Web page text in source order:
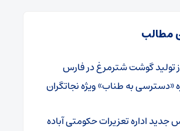
مطالب
تولید گوشت شترمرغ در فارس
«دسترسی به طناب» ویژه نجاتگران
اداره تعزیرات حکومتی آباده